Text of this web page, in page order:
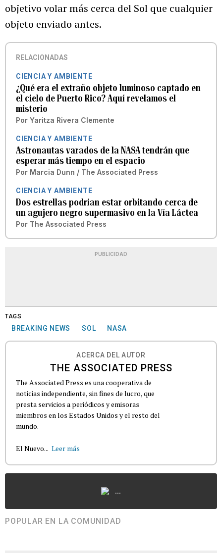
objetivo volar más cerca del Sol que cualquier
objeto enviado antes.
RELACIONADAS
CIENCIA Y AMBIENTE
¿Qué era el extraño objeto luminoso captado en
el cielo de Puerto Rico? Aquí revelamos el
misterio
Por Yaritza Rivera Clemente
CIENCIA Y AMBIENTE
Astronautas varados de la NASA tendrán que
esperar más tiempo en el espacio
Por Marcia Dunn / The Associated Press
CIENCIA Y AMBIENTE
Dos estrellas podrían estar orbitando cerca de
un agujero negro supermasivo en la Vía Láctea
Por The Associated Press
PUBLICIDAD
TAGS
BREAKING NEWS SOL NASA
ACERCA DEL AUTOR
THE ASSOCIATED PRESS
The Associated Press es una cooperativa de
noticias independiente, sin fines de lucro, que
presta servicios a periódicos y emisoras
miembros en los Estados Unidos y el resto del
mundo.
El Nuevo... Leer más
...
POPULAR EN LA COMUNIDAD